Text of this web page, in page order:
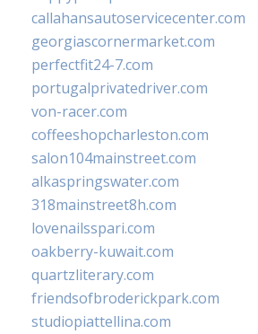
callahansautoservicecenter.com
georgiascornermarket.com
perfectfit24-7.com
portugalprivatedriver.com
von-racer.com
coffeeshopcharleston.com
salon104mainstreet.com
alkaspringswater.com
318mainstreet8h.com
lovenailsspari.com
oakberry-kuwait.com
quartzliterary.com
friendsofbroderickpark.com
studiopiattellina.com